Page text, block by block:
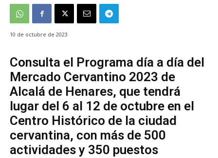
10 de octubre de 2023
Consulta el Programa día a día del
Mercado Cervantino 2023 de
Alcalá de Henares, que tendrá
lugar del 6 al 12 de octubre en el
Centro Histórico de la ciudad
cervantina, con más de 500
actividades y 350 puestos